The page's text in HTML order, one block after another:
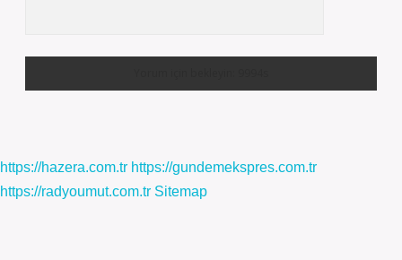
https://hazera.com.tr https://gundemekspres.com.tr
https://radyoumut.com.tr Sitemap